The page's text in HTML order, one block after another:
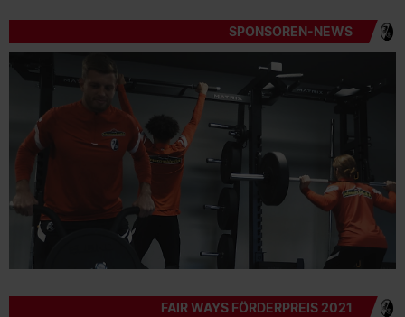
SPONSOREN-NEWS
FAIR WAYS FÖRDERPREIS 2021